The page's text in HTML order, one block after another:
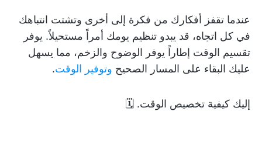
عندما تقفز أفكارك من فكرة إلى أخرى وتشتت انتباهك
في كل اتجاه، قد يبدو تنظيم يومك أمراً مستحيلاً. يوفر
تقسيم الوقت إطاراً يوفر الوضوح والزخم، مما يسهل
عليك البقاء على المسار الصحيح وتوفير الوقت.
إليك كيفية تخصيص الوقت. 🗓️